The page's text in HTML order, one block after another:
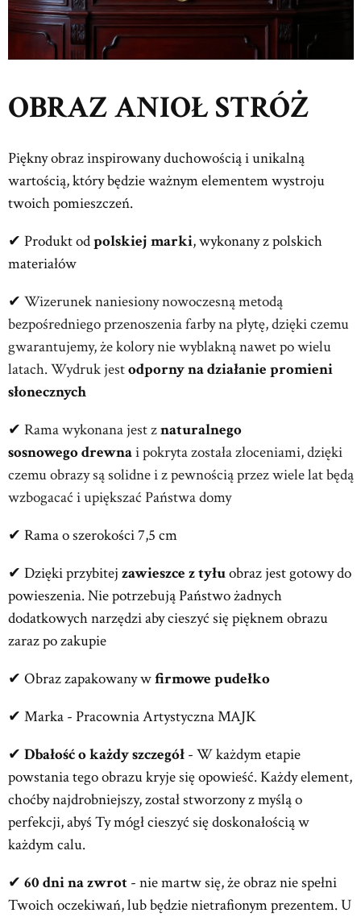
OBRAZ ANIOŁ STRÓŻ
Piękny obraz inspirowany duchowością i unikalną
wartością, który będzie ważnym elementem wystroju
twoich pomieszczeń.
✔ Produkt odpolskiej marki, wykonany z polskich
materiałów
✔ Wizerunek naniesiony nowoczesną metodą
bezpośredniego przenoszenia farby na płytę, dzięki czemu
gwarantujemy, że kolory nie wyblakną nawet po wielu
latach. Wydruk jestodporny na działanie promieni
słonecznych
✔ Rama wykonana jest znaturalnego
sosnowegodrewnai pokryta została złoceniami, dzięki
czemu obrazy są solidne i z pewnością przez wiele lat będą
wzbogacać i upiększać Państwa domy
✔ Rama o szerokości 7,5 cm
✔ Dzięki przybitej zawieszce z tyłuobraz jest gotowy do
powieszenia. Nie potrzebują Państwo żadnych
dodatkowych narzędzi aby cieszyć się pięknem obrazu
zaraz po zakupie
✔ Obraz zapakowany wfirmowe pudełko
✔ Marka - Pracownia Artystyczna MAJK
✔ Dbałość o każdy szczegół- W każdym etapie
powstania tego obrazu kryje się opowieść. Każdy element,
choćby najdrobniejszy, został stworzony z myślą o
perfekcji, abyś Ty mógł cieszyć się doskonałością w
każdym calu.
✔ 60 dni na zwrot- nie martw się, że obraz nie spełni
Twoich oczekiwań, lub będzie nietrafionym prezentem. U